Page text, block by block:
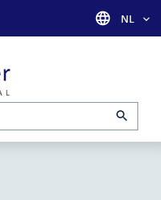
Taal
NL